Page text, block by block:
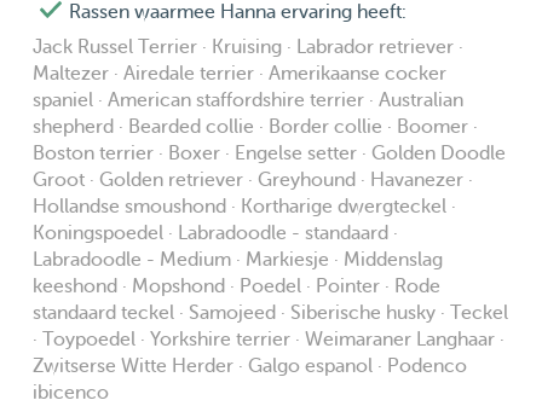
Rassen waarmee Hanna ervaring heeft:
Jack Russel Terrier · Kruising · Labrador retriever ·
Maltezer · Airedale terrier · Amerikaanse cocker
spaniel · American staffordshire terrier · Australian
shepherd · Bearded collie · Border collie · Boomer ·
Boston terrier · Boxer · Engelse setter · Golden Doodle
Groot · Golden retriever · Greyhound · Havanezer ·
Hollandse smoushond · Kortharige dwergteckel ·
Koningspoedel · Labradoodle - standaard ·
Labradoodle - Medium · Markiesje · Middenslag
keeshond · Mopshond · Poedel · Pointer · Rode
standaard teckel · Samojeed · Siberische husky · Teckel
· Toypoedel · Yorkshire terrier · Weimaraner Langhaar ·
Zwitserse Witte Herder · Galgo espanol · Podenco
ibicenco